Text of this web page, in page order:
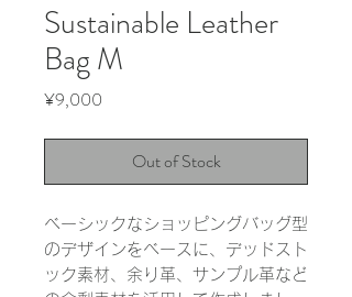
Sustainable Leather
Bag M
¥9,000
Out of Stock
ベーシックなショッピングバッグ型
のデザインをベースに、デッドスト
ック素材、余り革、サンプル革など